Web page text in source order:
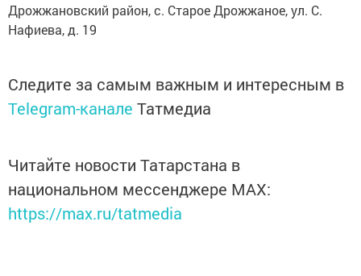
Дрожжановский район, с. Старое Дрожжаное, ул. С.
Нафиева, д. 19
Следите за самым важным и интересным в
Telegram-канале Татмедиа
Читайте новости Татарстана в
национальном мессенджере MАХ:
https://max.ru/tatmedia